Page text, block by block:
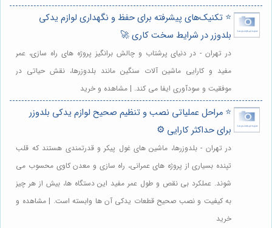
⭐️ تکنیک‌های پیشرفته برای حفظ و نگهداری لوازم یدکی
بلدوزر در شرایط سخت کاری 🚀
در تهران - در دنیای پرشتاب و چالش برانگیز پروژه های راه سازی، عمر
مفید و کارایی ماشین آلات سنگین مانند بلدوزرها، نقش حیاتی در
موفقیت و سودآوری ایفا می کند. | مشاهده و خرید
⭐️ مراحل عملیاتی نصب و تنظیم صحیح لوازم یدکی بلدوزر
برای حداکثر کارایی ⚙️
در تهران - بلدوزرها، ماشین های غول پیکر و قدرتمندی هستند که قلب
تپنده بسیاری از پروژه های عمرانی، راه سازی و معدن کاوی محسوب می
شوند. عملکرد بی نقص و طول عمر مفید این دستگاه ها، بیش از هر چیز
به کیفیت و نصب صحیح قطعات یدکی آن ها وابسته است. | مشاهده و
خرید